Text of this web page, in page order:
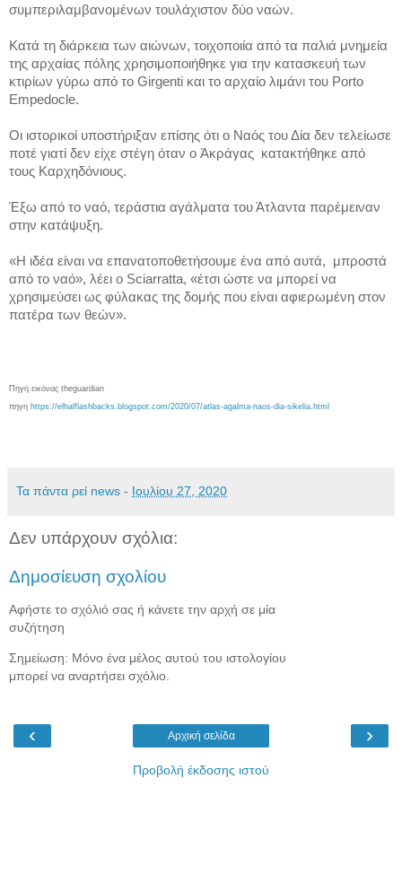
συμπεριλαμβανομένων τουλάχιστον δύο ναών.
Κατά τη διάρκεια των αιώνων, τοιχοποιία από τα παλιά μνημεία
της αρχαίας πόλης χρησιμοποιήθηκε για την κατασκευή των
κτιρίων γύρω από το Girgenti και το αρχαίο λιμάνι του Porto
Empedocle.
Οι ιστορικοί υποστήριξαν επίσης ότι ο Ναός του Δία δεν τελείωσε
ποτέ γιατί δεν είχε στέγη όταν ο Ἀκράγας κατακτήθηκε από
τους Καρχηδόνιους.
Έξω από το ναό, τεράστια αγάλματα του Άτλαντα παρέμειναν
στην κατάψυξη.
«Η ιδέα είναι να επανατοποθετήσουμε ένα από αυτά, μπροστά
από το ναό», λέει ο Sciarratta, «έτσι ώστε να μπορεί να
χρησιμεύσει ως φύλακας της δομής που είναι αφιερωμένη στον
πατέρα των θεών».
Πηγή εικόνας theguardian
πηγη https://elhalflashbacks.blogspot.com/2020/07/atlas-agalma-naos-dia-sikelia.html
Τα πάντα ρεί news - Ιουλίου 27, 2020
Δεν υπάρχουν σχόλια:
Δημοσίευση σχολίου
Αφήστε το σχόλιό σας ή κάνετε την αρχή σε μία
συζήτηση
Σημείωση: Μόνο ένα μέλος αυτού του ιστολογίου
μπορεί να αναρτήσει σχόλιο.
‹ ›
Αρχική σελίδα
Προβολή έκδοσης ιστού